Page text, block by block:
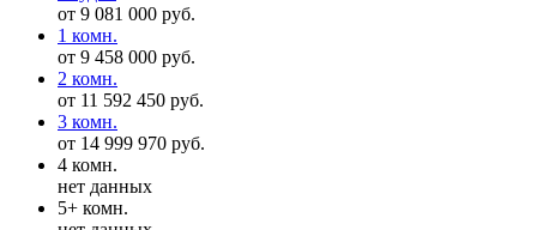
от 9 081 000 руб.
1 комн.
от 9 458 000 руб.
2 комн.
от 11 592 450 руб.
3 комн.
от 14 999 970 руб.
4 комн.
нет данных
5+ комн.